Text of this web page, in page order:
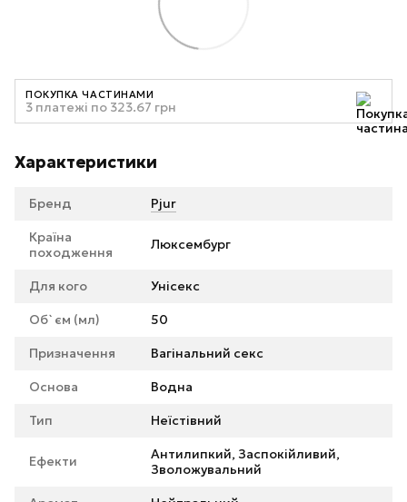
ПОКУПКА ЧАСТИНАМИ
3 платежі по 323.67 грн
Характеристики
Бренд Pjur
Країна
походження
Люксембург
Для кого Унісекс
Об`єм (мл) 50
Призначення Вагінальний секс
Основа Водна
Тип Неїстівний
Ефекти
Антилипкий, Заспокійливий,
Зволожувальний